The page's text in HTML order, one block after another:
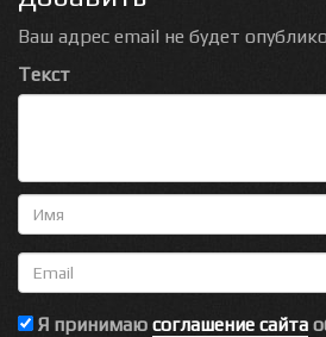
Ваш адрес email не будет
Текст
Имя
Email
Я принимаю соглашение сайта